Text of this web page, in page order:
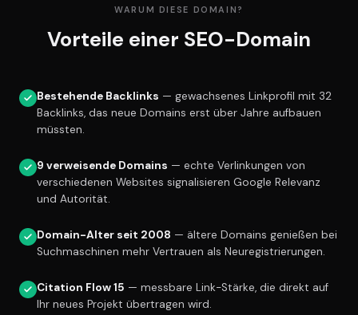
WARUM DIESE DOMAIN?
Vorteile einer SEO-Domain
Bestehende Backlinks — gewachsenes Linkprofil mit 32
Backlinks, das neue Domains erst über Jahre aufbauen
müssten.
9 verweisende Domains — echte Verlinkungen von
verschiedenen Websites signalisieren Google Relevanz
und Autorität.
Domain-Alter seit 2008 — ältere Domains genießen bei
Suchmaschinen mehr Vertrauen als Neuregistrierungen.
Citation Flow 15 — messbare Link-Stärke, die direkt auf
Ihr neues Projekt übertragen wird.